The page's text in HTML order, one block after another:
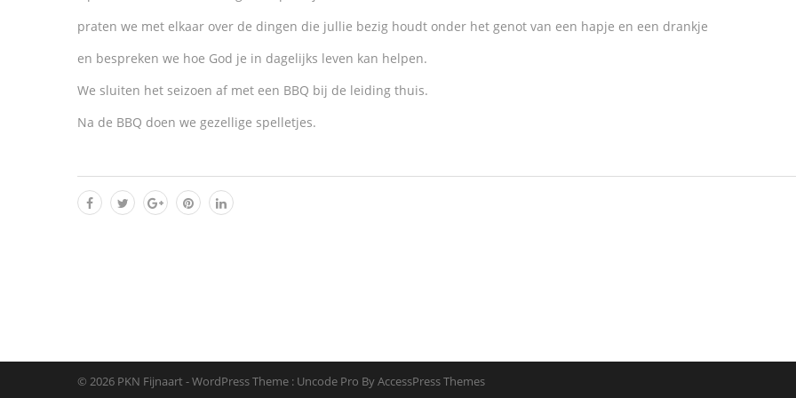
praten we met elkaar over de dingen die jullie bezig houdt onder het genot van een hapje en een drankje
en bespreken we hoe God je in dagelijks leven kan helpen.
We sluiten het seizoen af met een BBQ bij de leiding thuis.
Na de BBQ doen we gezellige spelletjes.
© 2026 PKN Fijnaart - WordPress Theme : Uncode Pro ByAccessPress Themes